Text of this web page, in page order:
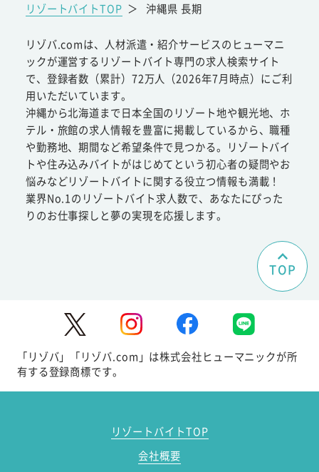
リゾートバイトTOP ＞ 沖縄県 長期
リゾバ.comは、人材派遣・紹介サービスのヒューマニ
ックが運営するリゾートバイト専門の求人検索サイト
で、登録者数（累計）72万人（2026年7月時点）にご利
用いただいています。
沖縄から北海道まで日本全国のリゾート地や観光地、ホ
テル・旅館の求人情報を豊富に掲載しているから、職種
や勤務地、期間など希望条件で見つかる。リゾートバイ
トや住み込みバイトがはじめてという初心者の疑問やお
悩みなどリゾートバイトに関する役立つ情報も満載！
業界No.1のリゾートバイト求人数で、あなたにぴった
りのお仕事探しと夢の実現を応援します。
TOP
「リゾバ」「リゾバ.com」は株式会社ヒューマニックが所
有する登録商標です。
リゾートバイトTOP
会社概要